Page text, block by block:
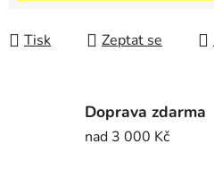
Tisk Zeptat se
Doprava zdarma
nad 3 000 Kč